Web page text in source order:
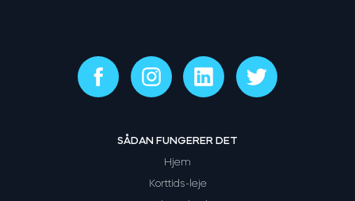
SÅDAN FUNGERER DET
Hjem
Korttids-leje